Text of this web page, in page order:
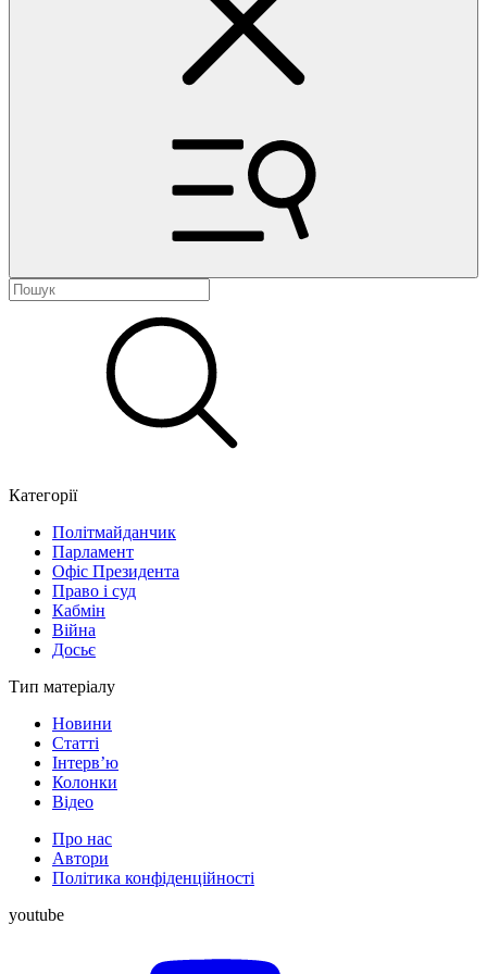
Категорії
Політмайданчик
Парламент
Офіс Президента
Право і суд
Кабмін
Війна
Досьє
Тип матеріалу
Новини
Статті
Інтерв’ю
Колонки
Відео
Про нас
Автори
Політика конфіденційності
youtube